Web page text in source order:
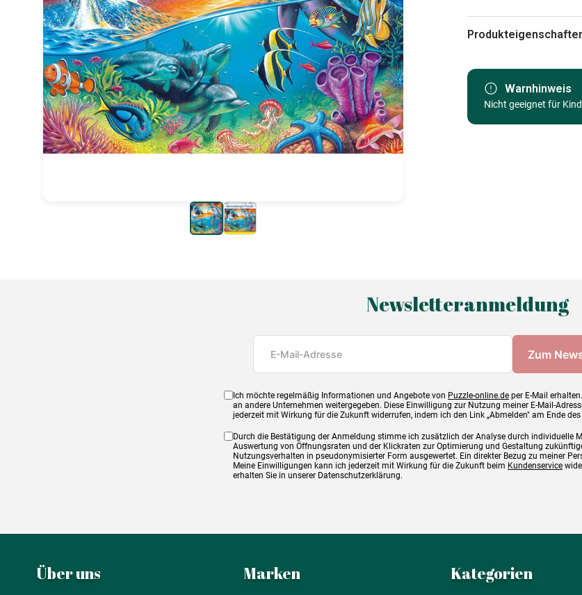
KategorieWarnhinweis
Nicht geeignet für
Newsletteranmeldung
Ich möchte regelmäßig Informationen und Angebote von Puzzle-online.de per E-Mail
an andere Unternehmen weitergegeben. Diese Einwilligung zur Nutzung meiner E-Mail-
jederzeit mit Wirkung für die Zukunft widerrufen, indem ich den Link „Abmelden" am Ende
Durch die Bestätigung der Anmeldung stimme ich zusätzlich der Analyse durch individuelle
Auswertung von Öffnungsraten und der Klickraten zur Optimierung und Gestaltung
Nutzungsverhalten in pseudonymisierter Form ausgewertet. Ein direkter Bezug zu meiner
Meine Einwilligungen kann ich jederzeit mit Wirkung für die Zukunft beim Kundenservice
erhalten Sie in unserer Datenschutzerklärung.
Über uns Marken Kategorien